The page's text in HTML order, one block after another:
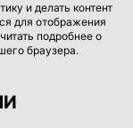
и делать контент
для отображения
подробнее о
браузера.